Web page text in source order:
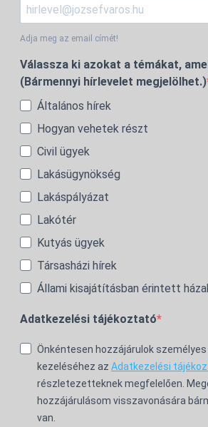
Adja meg az email címét!
Válassza ki azokat a témákat,
(Bármennyi hírlevelet megjelölhet.)
Általános hírek
Hogyan vehetek részt
Civil ügyek
Lakásügynökség
Lakáspályázat
Lakótér
Kutyás ügyek
Társasházi hírek
Állami kisajátításban érintett
Adatkezelési tájékoztató
Önkéntesen hozzájárulok
kezeléséhez az Adatkezelési
részletezetteknek megfelelően.
hozzájárulásom visszavonására
van.